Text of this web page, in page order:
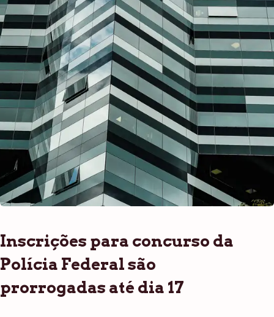
Inscrições para concurso da
Polícia Federal são
prorrogadas até dia 17